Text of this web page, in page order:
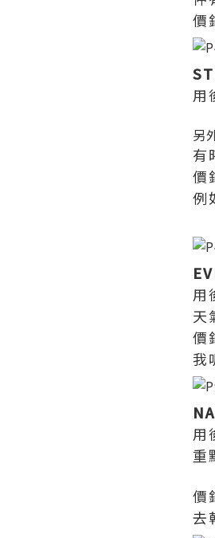
價
用
另
有
價
例
用
天
價
我
用
重
價
去